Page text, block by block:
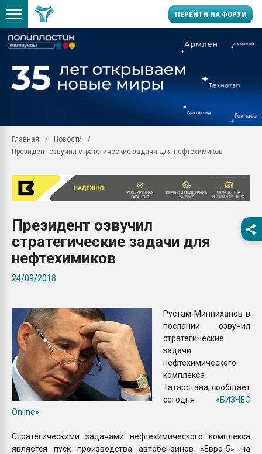
ПЕРЕЙТИ НА ФОРУМ
производство SPC
заводу пластмасс"
Подмосковье, Москва
28.07.2026
28.07.2026
ситуацией на
ПЕРЕЙТИ НА
Главная
Новости
Президент озвучил стратегические задачи для нефтехимиков
Президент озвучил
стратегические задачи для
нефтехимиков
24/09/2018
Рустам Минниханов в
послании озвучил
стратегические
задачи
нефтехимического
комплекса
Татарстана, сообщает
сегодня «БИЗНЕС
Online»
Стратегическими задачами нефтехимического комплекса
является пуск производства автобензинов «Евро-5» на